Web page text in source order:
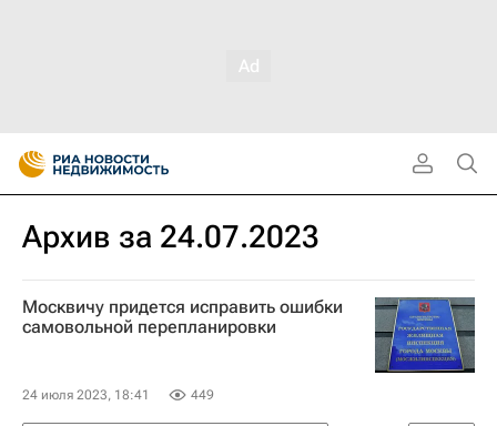
Архив за 24.07.2023
Москвичу придется исправить ошибки
самовольной перепланировки
24 июля 2023, 18:41 449